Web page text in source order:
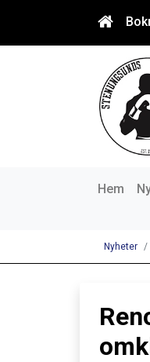
Hem
Nyheter